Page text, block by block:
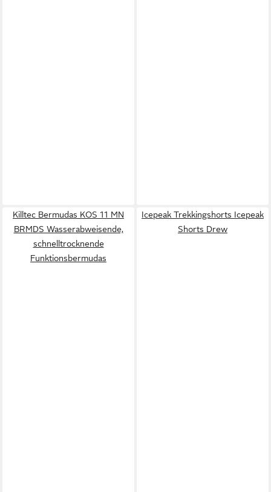
Killtec Bermudas KOS 11 MN
BRMDS Wasserabweisende,
schnelltrocknende
Funktionsbermudas
Icepeak Trekkingshorts Icepeak
Shorts Drew